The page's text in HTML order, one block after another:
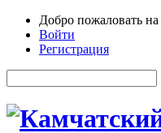
Добро пожаловать на
Войти
Регистрация